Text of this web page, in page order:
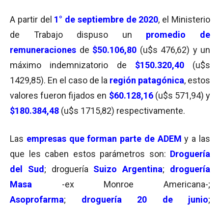
A partir del 1° de septiembre de 2020, el Ministerio
de Trabajo dispuso un
promedio de
remuneraciones de $50.106,80 (u$s 476,62) y un
máximo indemnizatorio de $150.320,40(u$s
1429,85). En el caso de la región patagónica, estos
valores fueron fijados en $60.128,16(u$s 571,94) y
$180.384,48 (u$s 1715,82) respectivamente.
Las empresas que forman parte de ADEM y a las
que les caben estos parámetros son: Droguería
del Sud ; droguería Suizo Argentina; droguería
Masa -ex Monroe Americana-;
Asoprofarma; droguería 20 de junio;